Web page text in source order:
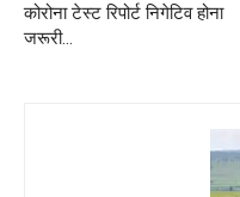
कोरोना टेस्ट रिपोर्ट निगेटिव होना
जरूरी…